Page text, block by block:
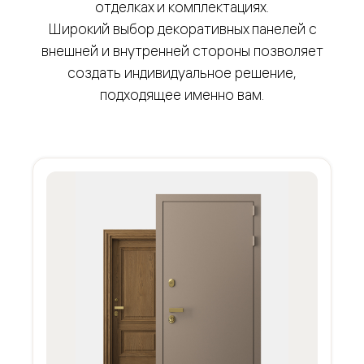
отделках и комплектациях.
Широкий выбор декоративных панелей с
внешней и внутренней стороны позволяет
создать индивидуальное решение,
подходящее именно вам.